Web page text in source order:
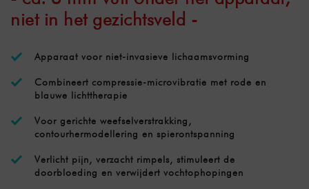
niet in het gezichtsveld -
Apparaat voor niet-invasieve lichaamsvorming
Combineert compressie-microvibratie met rode en
blauwe lichttherapie
Voor gerichte weefselverstrakking,
contourhermodellering en spierontspanning
Verlicht pijn, verzacht rimpels, stimuleert de
doorbloeding en verwijdert vochtophopingen